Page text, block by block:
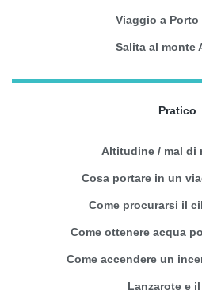
Viaggio a Porto
Salita al monte
Pratico
Altitudine / mal di
Cosa portare in un
Come procurarsi il
Come ottenere acqua
Come accendere un
Lanzarote e